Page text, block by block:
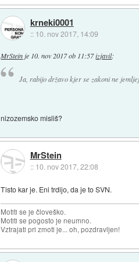
krneki0001
:: 10. nov 2017, 14:09
MrSteinje 10. nov 2017 ob 11:57izjavil:
Ja, rabijo državo kjer se zakoni ne
nizozemsko misliš?
MrStein
:: 10. nov 2017, 22:08
Tisto kar je. Eni trdijo, da je to SVN.
Motiti se je človeško.
Motiti se pogosto je neumno.
Vztrajati pri zmoti je... oh, pozdravljen!